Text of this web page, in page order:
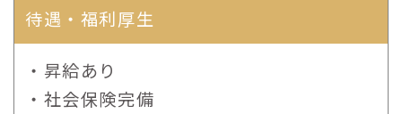
待遇・福利厚生
・昇給あり
・社会保険完備